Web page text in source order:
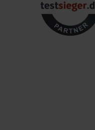
Mit einem zentralen
Frankens, garantieren